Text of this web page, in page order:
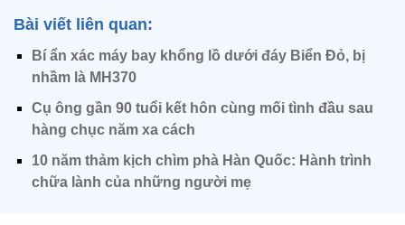
Bài viết liên quan:
Bí ẩn xác máy bay khổng lồ dưới đáy Biển Đỏ, bị
nhầm là MH370
Cụ ông gần 90 tuổi kết hôn cùng mối tình đầu sau
hàng chục năm xa cách
10 năm thảm kịch chìm phà Hàn Quốc: Hành trình
chữa lành của những người mẹ